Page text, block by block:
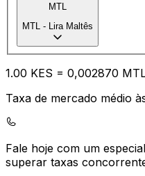
MTL
MTL - Lira Maltês
1.00 KES = 0,002870
Taxa de mercado médio
Fale hoje com um
superar taxas